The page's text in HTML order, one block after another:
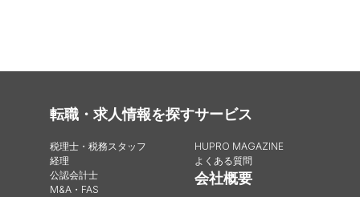
転職・求人情報を探す
税理士・税務スタッフ
経理
公認会計士
M&A・FAS
サービス
HUPRO MAGAZINE
よくある質問
会社概要